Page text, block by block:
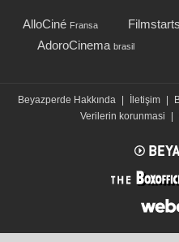
AlloCiné Fransa Filmstarts
AdoroCinema brasil
Beyazperde Hakkında İletişim
Verilerin korunmasi